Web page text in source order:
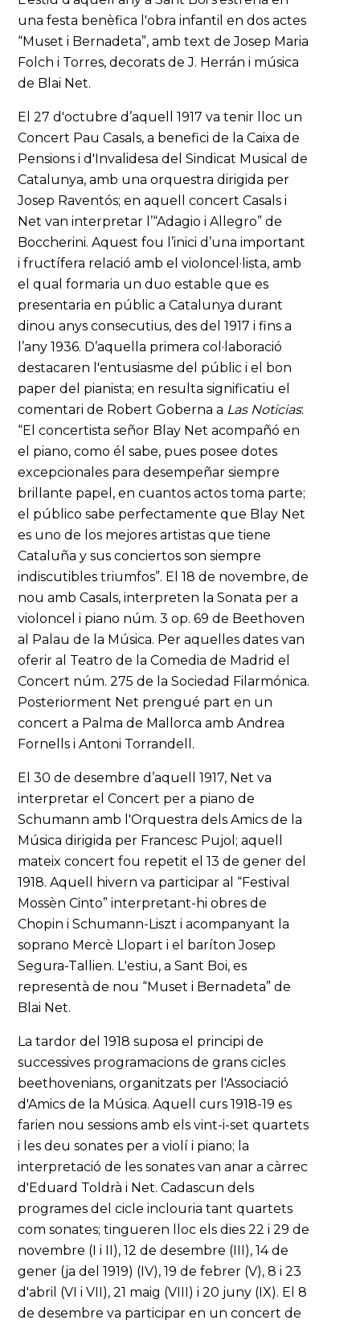
una festa benèfica l'obra infantil en dos actes
“Muset i Bernadeta”, amb text de Josep Maria
Folch i Torres, decorats de J. Herrán i música
de Blai Net.
El 27 d'octubre d’aquell 1917 va tenir lloc un
Concert Pau Casals, a benefici de la Caixa de
Pensions i d'Invalidesa del Sindicat Musical de
Catalunya, amb una orquestra dirigida per
Josep Raventós; en aquell concert Casals i
Net van interpretar l’“Adagio i Allegro” de
Boccherini. Aquest fou l’inici d’una important
i fructífera relació amb el violoncel·lista, amb
el qual formaria un duo estable que es
presentaria en públic a Catalunya durant
dinou anys consecutius, des del 1917 i fins a
l’any 1936. D’aquella primera col·laboració
destacaren l'entusiasme del públic i el bon
paper del pianista; en resulta significatiu el
comentari de Robert Goberna a Las Noticias:
“El concertista señor Blay Net acompañó en
el piano, como él sabe, pues posee dotes
excepcionales para desempeñar siempre
brillante papel, en cuantos actos toma parte;
el público sabe perfectamente que Blay Net
es uno de los mejores artistas que tiene
Cataluña y sus conciertos son siempre
indiscutibles triumfos”. El 18 de novembre, de
nou amb Casals, interpreten la Sonata per a
violoncel i piano núm. 3 op. 69 de Beethoven
al Palau de la Música. Per aquelles dates van
oferir al Teatro de la Comedia de Madrid el
Concert núm. 275 de la Sociedad Filarmónica.
Posteriorment Net prengué part en un
concert a Palma de Mallorca amb Andrea
Fornells i Antoni Torrandell.
El 30 de desembre d’aquell 1917, Net va
interpretar el Concert per a piano de
Schumann amb l'Orquestra dels Amics de la
Música dirigida per Francesc Pujol; aquell
mateix concert fou repetit el 13 de gener del
1918. Aquell hivern va participar al “Festival
Mossèn Cinto” interpretant-hi obres de
Chopin i Schumann-Liszt i acompanyant la
soprano Mercè Llopart i el baríton Josep
Segura-Tallien. L'estiu, a Sant Boi, es
representà de nou “Muset i Bernadeta” de
Blai Net.
La tardor del 1918 suposa el principi de
successives programacions de grans cicles
beethovenians, organitzats per l'Associació
d'Amics de la Música. Aquell curs 1918-19 es
farien nou sessions amb els vint-i-set quartets
i les deu sonates per a violí i piano; la
interpretació de les sonates van anar a càrrec
d'Eduard Toldrà i Net. Cadascun dels
programes del cicle inclouria tant quartets
com sonates; tingueren lloc els dies 22 i 29 de
novembre (I i II), 12 de desembre (III), 14 de
gener (ja del 1919) (IV), 19 de febrer (V), 8 i 23
d'abril (VI i VII), 21 maig (VIII) i 20 juny (IX). El 8
de desembre va participar en un concert de